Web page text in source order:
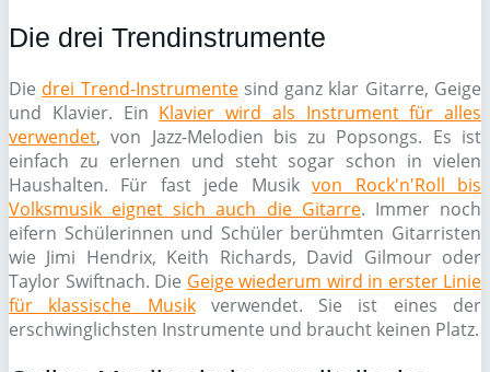
Die drei Trendinstrumente
Die drei Trend-Instrumentesind ganz klar Gitarre, Geige
und Klavier. Ein Klavier wird als Instrument für alles
verwendet, von Jazz-Melodien bis zu Popsongs. Es ist
einfach zu erlernen und steht sogar schon in vielen
Haushalten. Für fast jede Musikvon Rock'n'Roll bis
Volksmusik eignet sich auch die Gitarre. Immer noch
eifern Schülerinnen und Schüler berühmten Gitarristen
wie Jimi Hendrix, Keith Richards, David Gilmour oder
Taylor Swiftnach. Die Geige wiederum wird in erster Linie
für klassische Musikverwendet. Sie ist eines der
erschwinglichsten Instrumente und braucht keinen Platz.